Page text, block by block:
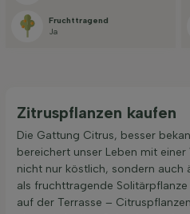
Fruchttragend
Ja
Zitruspflanzen kaufen
Die Gattung Citrus, besser
bereichert unser Leben mit einer
nicht nur köstlich, sondern auch
als fruchttragende
auf der Terrasse –